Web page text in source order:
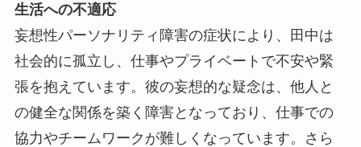
生活への不適応
妄想性パーソナリティ障害の症状により、田中は
社会的に孤立し、仕事やプライベートで不安や緊
張を抱えています。彼の妄想的な疑念は、他人と
の健全な関係を築く障害となっており、仕事での
協力やチームワークが難しくなっています。さら